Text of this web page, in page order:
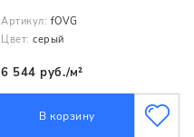
Артикул: fOVG
Цвет: серый
6 544 руб./м²
В корзину